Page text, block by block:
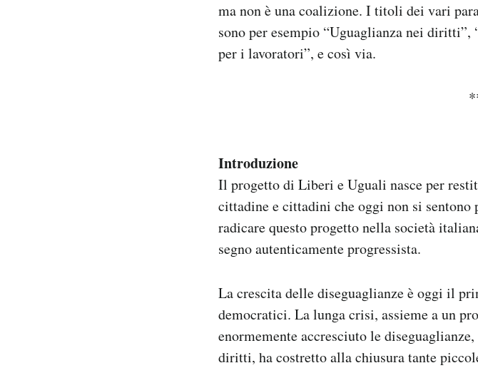
ma non è una coalizione. I titoli dei vari
sono per esempio “Uguaglianza nei
per i lavoratori”, e così via.
Introduzione
Il progetto di Liberi e Uguali nasce per
cittadine e cittadini che oggi non si sentono
radicare questo progetto nella società
segno autenticamente progressista.
La crescita delle diseguaglianze è oggi il
democratici. La lunga crisi, assieme a un
enormemente accresciuto le
diritti, ha costretto alla chiusura tante